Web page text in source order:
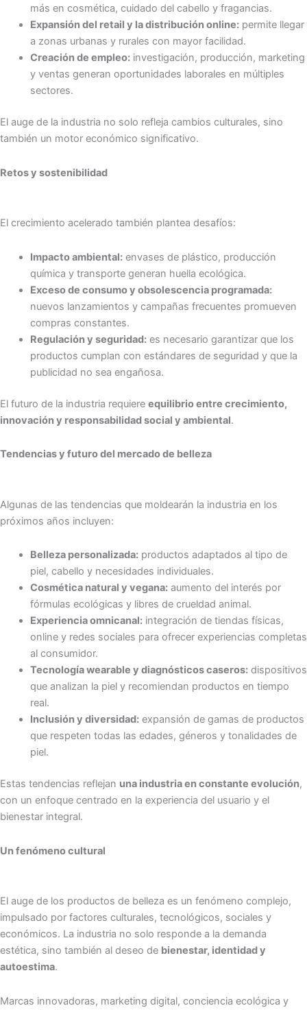
más en cosmética, cuidado del cabello y fragancias.
Expansión del retail y la distribución online:permite llegar
a zonas urbanas y rurales con mayor facilidad.
Creación de empleo:investigación, producción, marketing
y ventas generan oportunidades laborales en múltiples
sectores.
El auge de la industria no solo refleja cambios culturales, sino
también un motor económico significativo.
Retos y sostenibilidad
El crecimiento acelerado también plantea desafíos:
Impacto ambiental:envases de plástico, producción
química y transporte generan huella ecológica.
Exceso de consumo y obsolescencia programada:
nuevos lanzamientos y campañas frecuentes promueven
compras constantes.
Regulación y seguridad:es necesario garantizar que los
productos cumplan con estándares de seguridad y que la
publicidad no sea engañosa.
El futuro de la industria requiere equilibrio entre crecimiento,
innovación y responsabilidad social y ambiental.
Tendencias y futuro del mercado de belleza
Algunas de las tendencias que moldearán la industria en los
próximos años incluyen:
Belleza personalizada:productos adaptados al tipo de
piel, cabello y necesidades individuales.
Cosmética natural y vegana:aumento del interés por
fórmulas ecológicas y libres de crueldad animal.
Experiencia omnicanal:integración de tiendas físicas,
online y redes sociales para ofrecer experiencias completas
al consumidor.
Tecnología wearable y diagnósticos caseros:dispositivos
que analizan la piel y recomiendan productos en tiempo
real.
Inclusión y diversidad:expansión de gamas de productos
que respeten todas las edades, géneros y tonalidades de
piel.
Estas tendencias reflejan una industria en constante evolución,
con un enfoque centrado en la experiencia del usuario y el
bienestar integral.
Un fenómeno cultural
El auge de los productos de belleza es un fenómeno complejo,
impulsado por factores culturales, tecnológicos, sociales y
económicos. La industria no solo responde a la demanda
estética, sino también al deseo de bienestar, identidad y
autoestima.
Marcas innovadoras, marketing digital, conciencia ecológica y